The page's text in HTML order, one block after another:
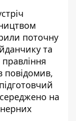
поточну
та
повідомив,
на